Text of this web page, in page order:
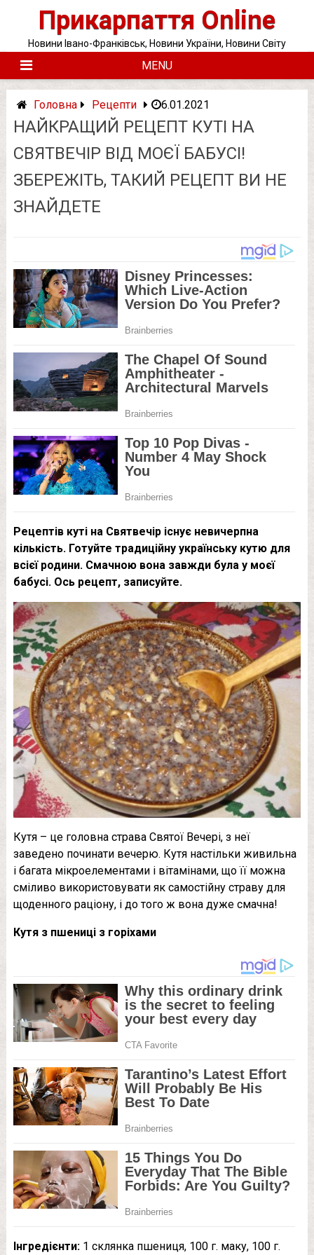
Прикарпаття Online
Новини Івано-Франківськ, Новини України, Новини Світу
MENU
Головна Рецепти 6.01.2021
НАЙКРАЩИЙ РЕЦЕПТ КУТІ НА
СВЯТВЕЧІР ВІД МОЄЇ БАБУСІ!
ЗБEРЕЖІТЬ, ТАКИЙ РЕЦЕПТ ВИ НЕ
ЗНАЙДЕТЕ
Рецептів куті на Святвечір існує невичерпна
кількість. Готуйте традиційну українську кутю для
всієї родини. Смачною вона завжди була у моєї
бабусі. Ось рецепт, записуйте.
Кутя – це головна страва Святої Вечері, з неї
заведено починати вечерю. Кутя настільки живильна
і багата мікроелементами і вітамінами, що її можна
сміливо використовувати як самостійну страву для
щоденного раціону, і до того ж вона дуже смачна!
Кутя з пшениці з горіхами
Інгредієнти:1 склянка пшениця, 100 г. маку, 100 г.